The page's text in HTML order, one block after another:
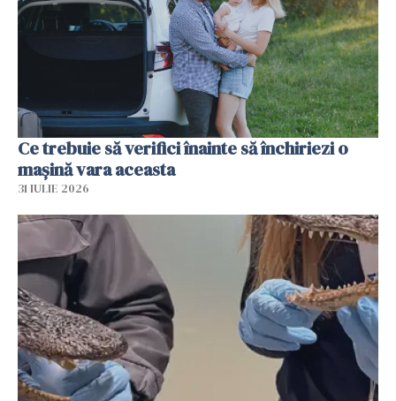
Ce trebuie să verifici înainte să închiriezi o
mașină vara aceasta
31 IULIE 2026